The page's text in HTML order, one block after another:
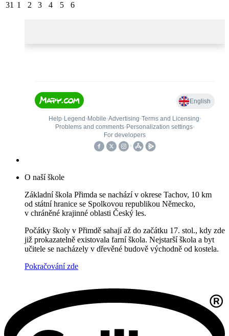
31 1 2 3 4 5 6
O naší škole
Základní škola Přimda se nachází v okrese Tachov, 10 km
od státní hranice se Spolkovou republikou Německo,
v chráněné krajinné oblasti Český les.
Počátky školy v Přimdě sahají až do začátku 17. stol., kdy zde
již prokazatelně existovala farní škola. Nejstarší škola a byt
učitele se nacházely v dřevěné budově východně od kostela.
Pokračování zde